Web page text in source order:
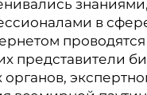
в
проводятся
представители
органов,